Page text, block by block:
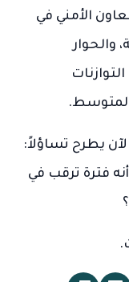
الأمني في
والحوار
يطرح تساؤلاً:
فترة ترقب في